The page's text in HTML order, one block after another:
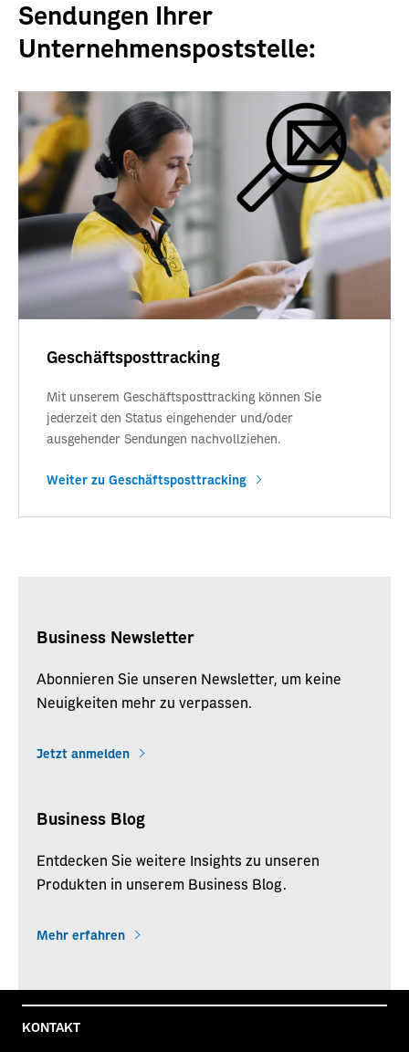
Sendungen Ihrer
Unternehmenspoststelle:
Geschäftsposttracking
Mit unserem Geschäftsposttracking können Sie
jederzeit den Status eingehender und/oder
ausgehender Sendungen nachvollziehen.
Weiter zu Geschäftsposttracking
Business Newsletter
Abonnieren Sie unseren Newsletter, um keine
Neuigkeiten mehr zu verpassen.
Jetzt anmelden
Business Blog
Entdecken Sie weitere Insights zu unseren
Produkten in unserem Business Blog.
Mehr erfahren
KONTAKT